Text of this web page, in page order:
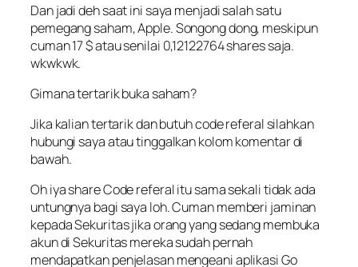
Dan jadi deh saat ini saya menjadi salah satu
pemegang saham, Apple. Songong dong, meskipun
cuman 17 $ atau senilai 0,12122764 shares saja.
wkwkwk.
Gimana tertarik buka saham?
Jika kalian tertarik dan butuh code referal silahkan
hubungi saya atau tinggalkan kolom komentar di
bawah.
Oh iya share Code referal itu sama sekali tidak ada
untungnya bagi saya loh. Cuman memberi jaminan
kepada Sekuritas jika orang yang sedang membuka
akun di Sekuritas mereka sudah pernah
mendapatkan penjelasan mengeani aplikasi Go